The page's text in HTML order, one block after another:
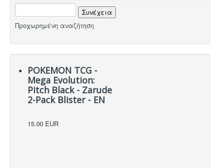
Προχωρημένη αναζήτηση
POKEMON TCG -
Mega Evolution:
Pitch Black - Zarude
2-Pack Blister - EN
15.00 EUR